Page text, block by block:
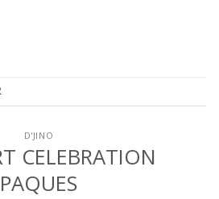
D'JINO
CELEBRATION
PAQUES